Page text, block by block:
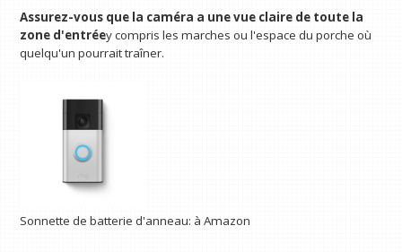
Assurez-vous que la caméra a une vue claire de toute la
zone d'entréey compris les marches ou l'espace du porche où
quelqu'un pourrait traîner.
Sonnette de batterie d'anneau: à Amazon